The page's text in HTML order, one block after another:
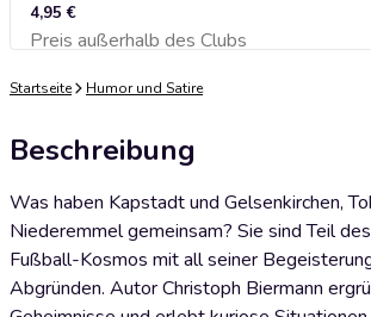
4,95 €
Preis außerhalb des ClubsZum Warenkorb hinzufügen
Startseite Humor und Satire
Beschreibung
Was haben Kapstadt und Gelsenkirchen,
Niederemmel gemeinsam? Sie sind Teil
Fußball-Kosmos mit all seiner
Abgründen. Autor Christoph Biermann